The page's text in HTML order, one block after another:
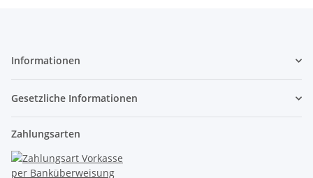
Informationen
Gesetzliche Informationen
Zahlungsarten